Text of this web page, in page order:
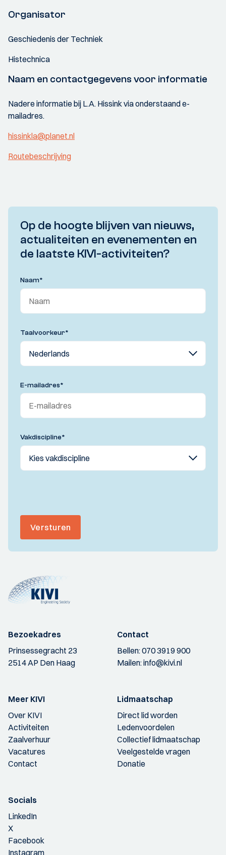
Organisator
Geschiedenis der Techniek
Histechnica
Naam en contactgegevens voor informatie
Nadere informatie bij L.A. Hissink via onderstaand e-
mailadres.
hissinkla@planet.nl
Routebeschrijving
Op de hoogte blijven van nieuws,
actualiteiten en evenementen en
de laatste KIVI-activiteiten?
Naam*
Taalvoorkeur*
E-mailadres*
Vakdiscipline*
Versturen
Bezoekadres
Prinsessegracht 23
2514 AP Den Haag
Contact
Bellen:070 3919 900
Mailen:info@kivi.nl
Meer KIVI
Over KIVI
Activiteiten
Zaalverhuur
Vacatures
Contact
Lidmaatschap
Direct lid worden
Ledenvoordelen
Collectief lidmaatschap
Veelgestelde vragen
Donatie
Socials
LinkedIn
X
Facebook
Instagram